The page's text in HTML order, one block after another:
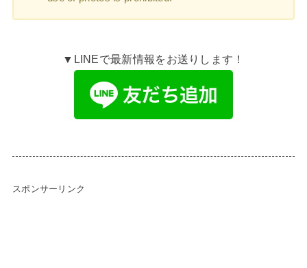
▼LINEで最新情報をお送りします！
スポンサーリンク